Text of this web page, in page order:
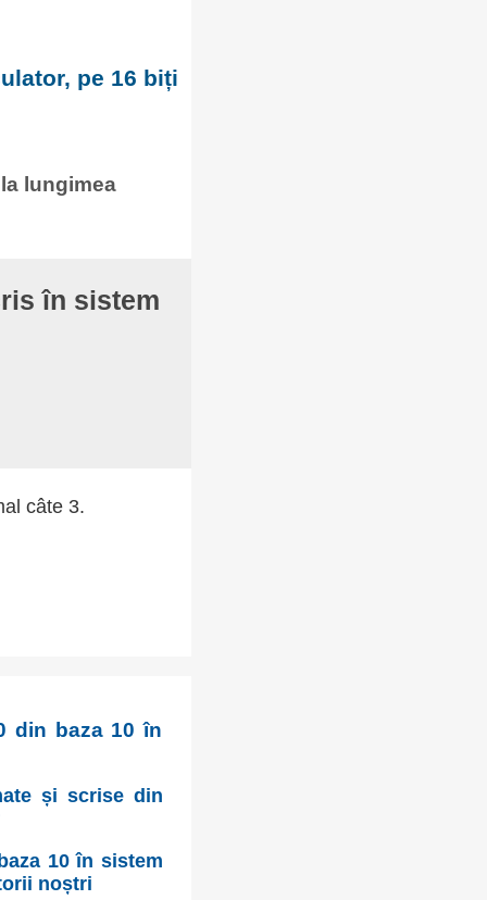
pe 16 biți
lungimea
în sistem
câte 3.
din baza 10 în
și scrise din
10 în sistem
noștri